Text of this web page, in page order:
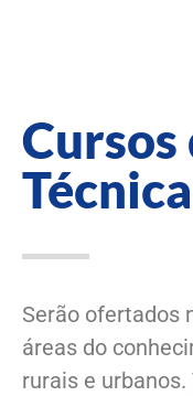
Serão ofertados
áreas do
rurais e